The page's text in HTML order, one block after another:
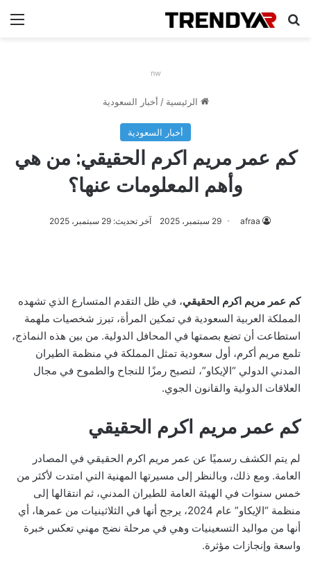
بحث عن
nw
الرئيسية / أخبار السعودية
أخبار السعودية
كم عمر مريم اكرم الحقيقي: من هي
وأهم المعلومات عنها؟
afraa 29 سبتمبر، 2025 آخر تحديث: 29 سبتمبر، 2025
كم عمر مريم اكرم الحقيقي، في ظل التقدم المتسارع الذي تشهده
المملكة العربية السعودية في تمكين المرأة، تبرز شخصيات ملهمة
استطاعت أن تضع بصمتها في المحافل الدولية. من بين هذه النماذج،
تلمع مريم أكرم، أول سعودية تمثل المملكة في منظمة الطيران
المدني الدولي “الإيكاو”، لتصبح رمزًا للنجاح والطموح في مجال
العلاقات الدولية والقانون الجوي.
كم عمر مريم اكرم الحقيقي
لم يتم الكشف رسميًا عن عمر مريم اكرم الحقيقي في المصادر
العامة. ومع ذلك، وبالنظر إلى مسيرتها المهنية التي امتدت لأكثر من
خمس سنوات في الهيئة العامة للطيران المدني، ثم انتقالها إلى
منظمة “الإيكاو” عام 2024، يرجح أنها في الثلاثينيات من عمرها، أي
أنها من مواليد التسعينيات وهي في مرحلة نضج مهني تعكس خبرة
واسعة وإنجازات مؤثرة.